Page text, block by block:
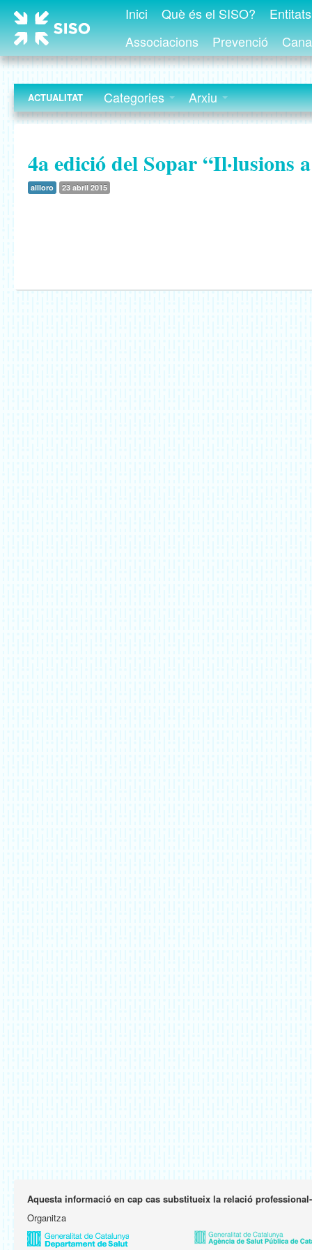
Inici Què és el SISO?
Associacions
Prevenció
ACTUALITAT Categories Arxiu
4a edició del Sopar “Il·lusions
allloro 23 abril 2015
Aquesta informació en cap cas substitueix la relació
Organitza